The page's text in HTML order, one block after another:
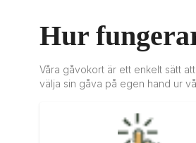
Hur
Våra gåvokort är ett enkelt sätt
välja sin gåva på egen hand ur